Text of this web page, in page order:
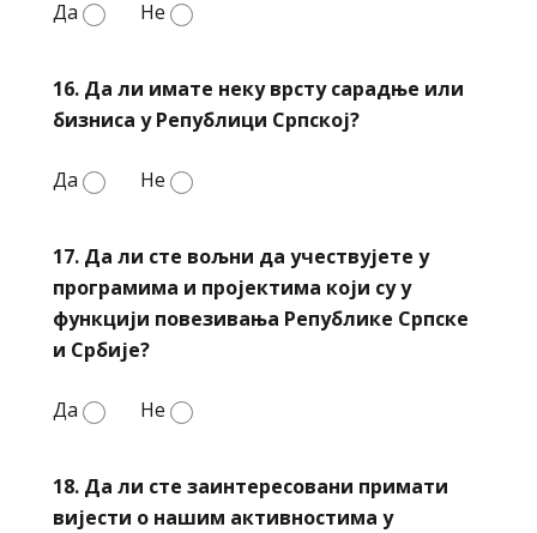
Да Не
16. Да ли имате неку врсту сарадње или
бизниса у Републици Српској?
Да Не
17. Да ли сте вољни да учествујете у
програмима и пројектима који су у
функцији повезивања Републике Српске
и Србије?
Да Не
18. Да ли сте заинтересовани примати
вијести о нашим активностима у